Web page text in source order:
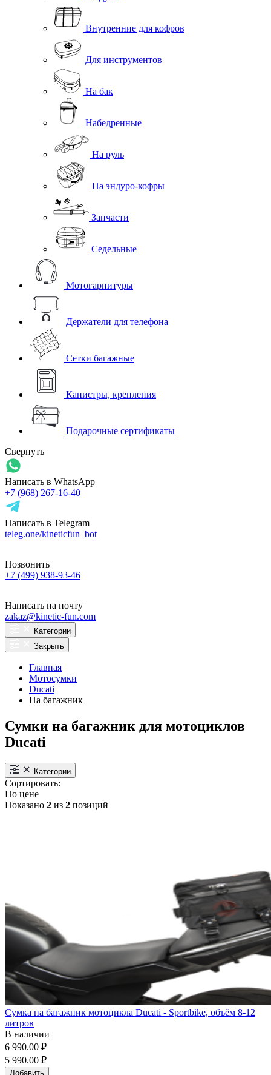
Внутренние для кофров
Для инструментов
На бак
Набедренные
На руль
На эндуро-кофры
Запчасти
Седельные
Мотогарнитуры
Держатели для телефона
Сетки багажные
Канистры, крепления
Подарочные сертификаты
Свернуть
Написать в WhatsApp
+7 (968) 267-16-40
Написать в Telegram
teleg.one/kineticfun_bot
Позвонить
+7 (499) 938-93-46
Написать на почту
zakaz@kinetic-fun.com
Категории
Закрыть
Главная
Мотосумки
Ducati
На багажник
Сумки на багажник для мотоциклов
Ducati
Категории
Сортировать:
По цене
Показано 2 из 2 позиций
Сумка на багажник мотоцикла Ducati - Sportbike, объём 8-12
литров
В наличии
6 990.00 ₽
5 990.00 ₽
Добавить